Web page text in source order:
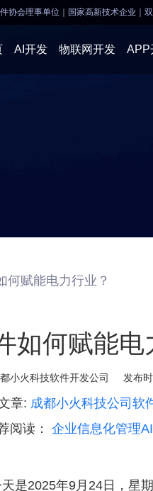
协会理事单位 国家高新技术企业｜
AI开发 物联网开发 APP
何赋能电力行业？
如何赋能电
小火科技软件开发公司 发布时
章: 成都小火科技公司软
阅读： 企业信息化管理
是2025年9月24日，星